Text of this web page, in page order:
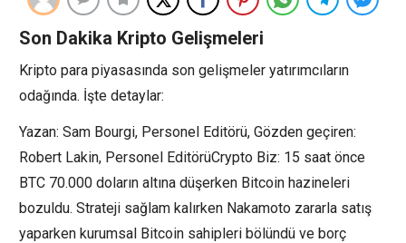
Son Dakika Kripto Gelişmeleri
Kripto para piyasasında son gelişmeler yatırımcıların
odağında. İşte detaylar:
Yazan: Sam Bourgi, Personel Editörü, Gözden geçiren:
Robert Lakin, Personel EditörüCrypto Biz: 15 saat önce
BTC 70.000 doların altına düşerken Bitcoin hazineleri
bozuldu. Strateji sağlam kalırken Nakamoto zararla satış
yaparken kurumsal Bitcoin sahipleri bölündü ve borç